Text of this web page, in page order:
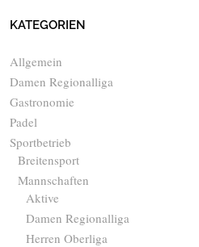
KATEGORIEN
Allgemein
Damen Regionalliga
Gastronomie
Padel
Sportbetrieb
Breitensport
Mannschaften
Aktive
Damen Regionalliga
Herren Oberliga